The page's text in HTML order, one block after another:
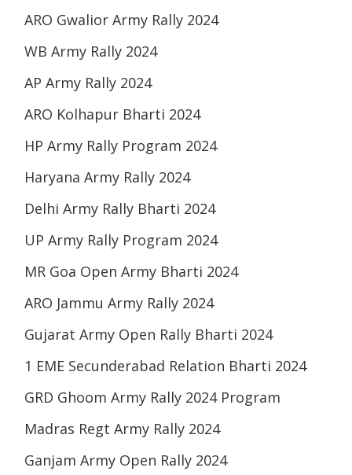
ARO Gwalior Army Rally 2024
WB Army Rally 2024
AP Army Rally 2024
ARO Kolhapur Bharti 2024
HP Army Rally Program 2024
Haryana Army Rally 2024
Delhi Army Rally Bharti 2024
UP Army Rally Program 2024
MR Goa Open Army Bharti 2024
ARO Jammu Army Rally 2024
Gujarat Army Open Rally Bharti 2024
1 EME Secunderabad Relation Bharti 2024
GRD Ghoom Army Rally 2024 Program
Madras Regt Army Rally 2024
Ganjam Army Open Rally 2024